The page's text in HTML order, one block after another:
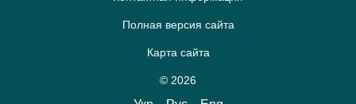
Полная версия сайта
Карта сайта
© 2026